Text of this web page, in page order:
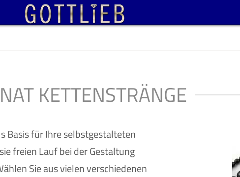
KETTENSTRÄNGE
Basis für Ihre selbstgestalteten
freien Lauf bei der Gestaltung
Sie aus vielen verschiedenen